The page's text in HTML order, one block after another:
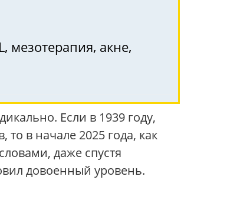
мезотерапия, акне,
Если в 1939 году,
в начале 2025 года, как
даже спустя
довоенный уровень.